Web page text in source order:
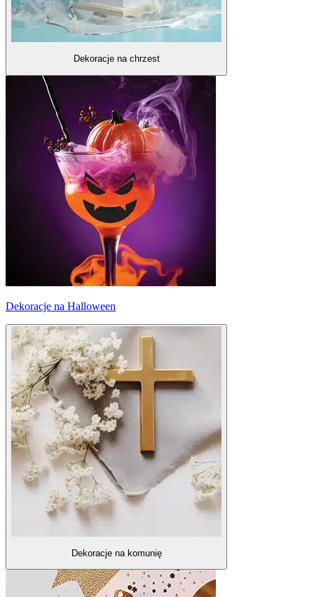
Dekoracje na chrzest
Dekoracje na Halloween
Dekoracje na komunię